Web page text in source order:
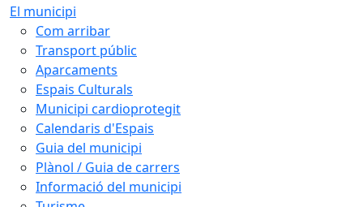
El municipi
Com arribar
Transport públic
Aparcaments
Espais Culturals
Municipi cardioprotegit
Calendaris d'Espais
Guia del municipi
Plànol / Guia de carrers
Informació del municipi